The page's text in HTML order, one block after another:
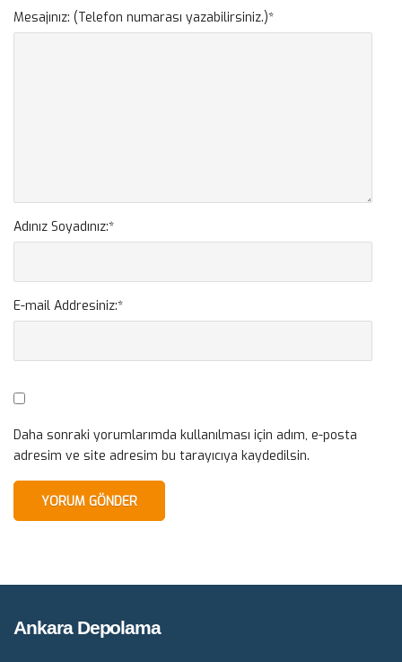
Mesajınız: (Telefon numarası yazabilirsiniz.)*
Adınız Soyadınız:*
E-mail Addresiniz:*
Daha sonraki yorumlarımda kullanılması için adım, e-posta
adresim ve site adresim bu tarayıcıya kaydedilsin.
Ankara Depolama